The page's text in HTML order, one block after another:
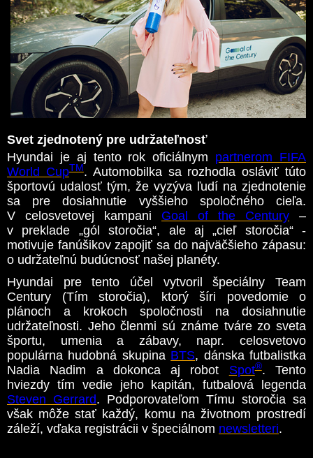
Svet zjednotený pre udržateľnosť
Hyundai je aj tento rok oficiálnym partnerom FIFA
World CupTM. Automobilka sa rozhodla osláviť túto
športovú udalosť tým, že vyzýva ľudí na zjednotenie
sa pre dosiahnutie vyššieho spoločného cieľa.
V celosvetovej kampani Goal of the Century –
v preklade „gól storočia“, ale aj „cieľ storočia“ -
motivuje fanúšikov zapojiť sa do najväčšieho zápasu:
o udržateľnú budúcnosť našej planéty.
Hyundai pre tento účel vytvoril špeciálny Team
Century (Tím storočia), ktorý šíri povedomie o
plánoch a krokoch spoločnosti na dosiahnutie
udržateľnosti. Jeho členmi sú známe tváre zo sveta
športu, umenia a zábavy, napr. celosvetovo
populárna hudobná skupina BTS, dánska futbalistka
Nadia Nadim a dokonca aj robot Spot®. Tento
hviezdy tím vedie jeho kapitán, futbalová legenda
Steven Gerrard. Podporovateľom Tímu storočia sa
však môže stať každý, komu na životnom prostredí
záleží, vďaka registrácii v špeciálnom newsletteri.